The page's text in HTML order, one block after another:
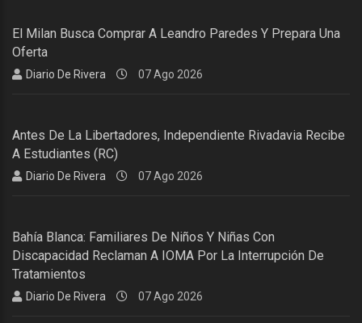
El Milan Busca Comprar A Leandro Paredes Y Prepara Una
Oferta
Diario De Rivera 07 Ago 2026
Antes De La Libertadores, Independiente Rivadavia Recibe
A Estudiantes (RC)
Diario De Rivera 07 Ago 2026
Bahía Blanca: Familiares De Niños Y Niñas Con
Discapacidad Reclaman A IOMA Por La Interrupción De
Tratamientos
Diario De Rivera 07 Ago 2026